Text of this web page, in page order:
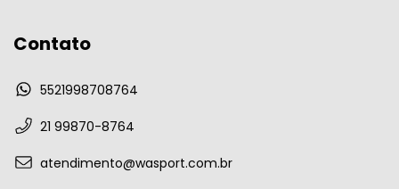
Contato
5521998708764
21 99870-8764
atendimento@wasport.com.br